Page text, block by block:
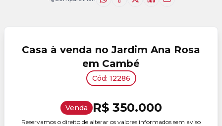
Casa à venda no Jardim Ana Rosa
em Cambé
Cód: 12286
Venda R$ 350.000
Reservamos o direito de alterar os valores informados sem aviso